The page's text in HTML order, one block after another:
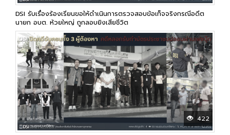
DSI รับเรื่องร้องเรียนขอให้ดำเนินการตรวจสอบข้อเท็จจริงกรณีอดีต
นายก อบต. ห้วยใหญ่ ถูกลอบยิงเสียชีวิต
422